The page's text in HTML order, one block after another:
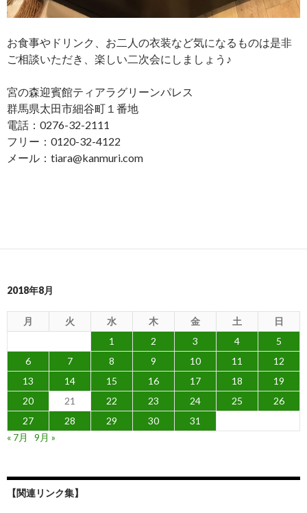
お食事やドリンク、お二人の衣装など気になるものは是非
ご相談いただき、楽しい二次会にしましょう♪
宮の森迎賓館ティアラグリーンパレス
群馬県太田市細谷町１番地
電話：0276-32-2111
フリー：0120-32-4122
メール：tiara@kanmuri.com
2018年8月
月 火 水 木 金 土
日
1
2 3 4
5
6
7 8 9 10 11
12
13
14 15 16 17 18
19
20
21 22 23 24 25
26
27
28 29 30
31
« 7月
9月 »
【関連リンク集】